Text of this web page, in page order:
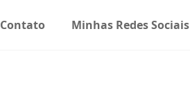
Contato Minhas Redes Sociais